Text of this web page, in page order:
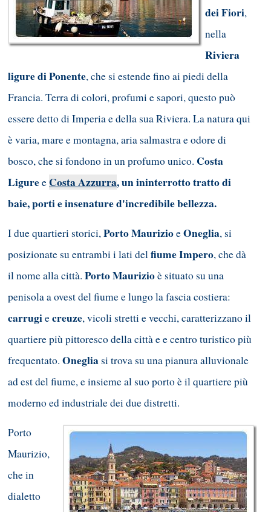
dei Fiori,
nella
Riviera
ligure di Ponente, che si estende fino ai piedi della
Francia. Terra di colori, profumi e sapori, questo può
essere detto di Imperia e della sua Riviera. La natura qui
è varia, mare e montagna, aria salmastra e odore di
bosco, che si fondono in un profumo unico. Costa
Liguree Costa Azzurra, un ininterrotto tratto di
baie, porti e insenature d'incredibile bellezza.
I due quartieri storici,Porto MaurizioeOneglia, si
posizionate su entrambi i lati delfiume Impero, che dà
il nome alla città. Porto Maurizioè situato su una
penisola a ovest del fiume e lungo la fascia costiera:
carrugiecreuze, vicoli stretti e vecchi, caratterizzano il
quartiere più pittoresco della città e e centro turistico più
frequentato. Onegliasi trova su una pianura alluvionale
ad est del fiume, e insieme al suo porto è il quartiere più
moderno ed industriale dei due distretti.
Porto
Maurizio,
che in
dialetto